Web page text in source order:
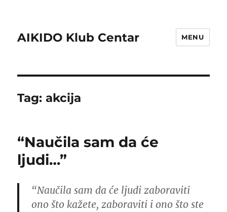
AIKIDO Klub Centar MENU
Tag:akcija
“Naučila sam da će
ljudi…”
“Naučila sam da će ljudi zaboraviti
ono što kažete, zaboraviti i ono što ste